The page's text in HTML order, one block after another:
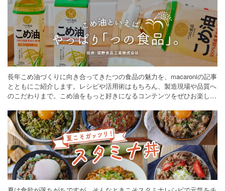
長年こめ油づくりに向き合ってきたつの食品の魅力を、macaroniの記事
とともにご紹介します。レシピや活用術はもちろん、製造現場や品質へ
のこだわりまで。こめ油をもっと好きになるコンテンツをぜひお楽しみ